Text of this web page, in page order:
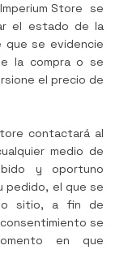
Imperium Store se
el estado de la
que se evidencie
la compra o se
el precio de
contactará al
medio de
y oportuno
pedido, el que se
sitio, a fin de
se
en que